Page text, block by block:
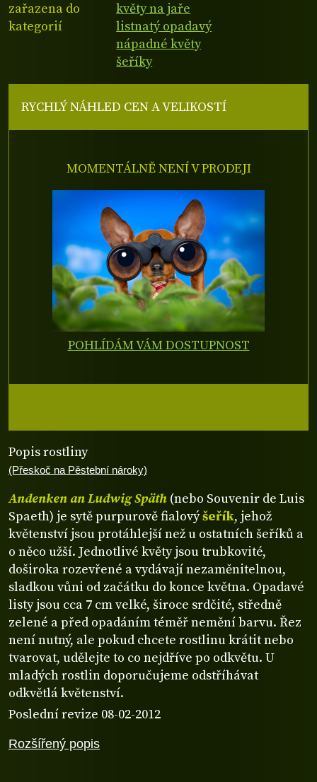
zařazena do
kategorií
květy na jaře
listnatý opadavý
nápadné květy
šeříky
Rozšířený popis
Popis rostliny
(Přeskoč na Pěstební nároky)
Andenken an Ludwig Späth (nebo Souvenir de Luis
Spaeth) je sytě purpurově fialovýšeřík, jehož
květenství jsou protáhlejší než u ostatních šeříků a
o něco užší. Jednotlivé květy jsou trubkovité,
doširoka rozevřené a vydávají nezaměnitelnou,
sladkou vůni od začátku do konce května. Opadavé
listy jsou cca 7 cm velké, široce srdčité, středně
zelené a před opadáním téměř nemění barvu. Řez
není nutný, ale pokud chcete rostlinu krátit nebo
tvarovat, udělejte to co nejdříve po odkvětu. U
mladých rostlin doporučujeme odstříhávat
odkvětlá květenství.
Poslední revize 08-02-2012
RYCHLÝ NÁHLED CEN A VELIKOSTÍ
MOMENTÁLNĚ NENÍ V PRODEJI
POHLÍDÁM VÁM DOSTUPNOST